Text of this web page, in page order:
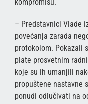
kompromisu.
– Predstavnici Vlade
povećanja zarada
protokolom. Pokazali
plate prosvetnim
koje su ih umanjili
propuštene nastavne
ponudi odlučivati na